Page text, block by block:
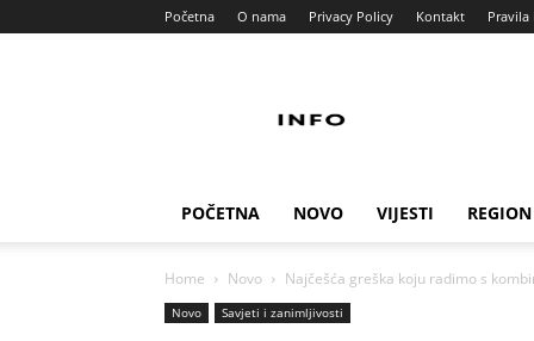
Početna O nama Privacy Policy Kontakt
POČETNA NOVO VIJESTI REGION
Home Novo Najčešća greška koju radimo s
Novo Savjeti i zanimljivosti